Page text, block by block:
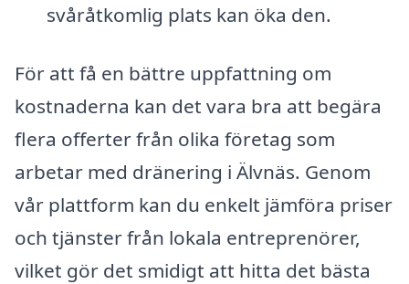
svåråtkomlig plats kan öka den.
För att få en bättre uppfattning om
kostnaderna kan det vara bra att begära
flera offerter från olika företag som
arbetar med dränering i Älvnäs. Genom
vår plattform kan du enkelt jämföra priser
och tjänster från lokala entreprenörer,
vilket gör det smidigt att hitta det bästa